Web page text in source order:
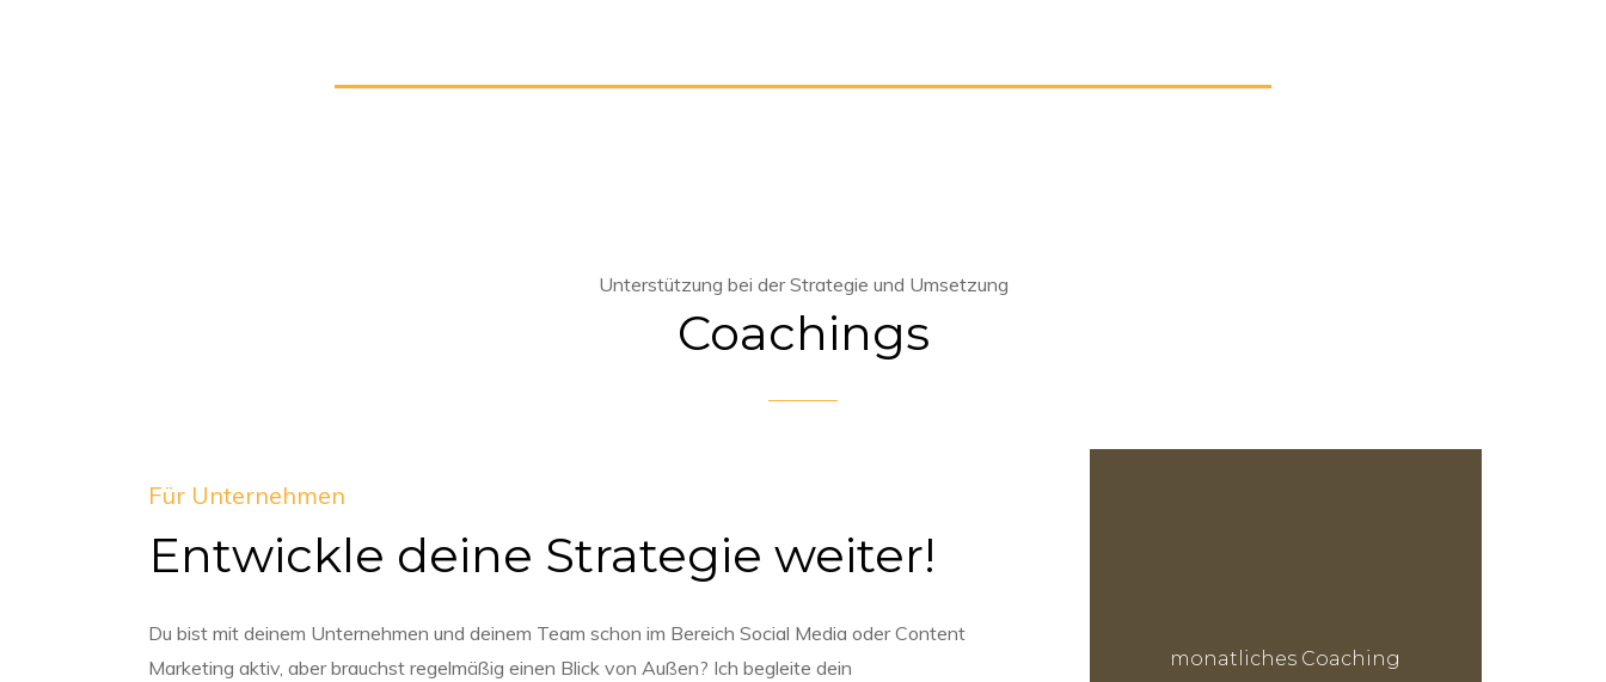
Unterstützung bei der Strategie und Umsetzung
Coachings
Für Unternehmen
Entwickle deine Strategie weiter!
Du bist mit deinem Unternehmen und deinem Team schon im Bereich Social Media oder Content
Marketing aktiv, aber brauchst regelmäßig einen Blick von Außen? Ich begleite dein
monatliches Coaching